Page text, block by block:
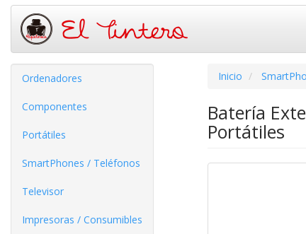
Ordenadores
Componentes
Portátiles
SmartPhones / Teléfonos
Televisor
Impresoras / Consumibles
Inicio
Batería
Portátiles